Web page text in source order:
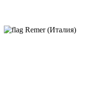
Remer (Италия)